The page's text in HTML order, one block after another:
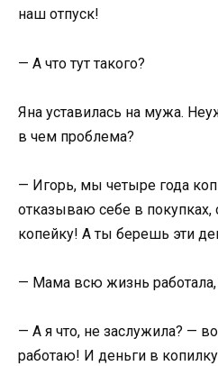
наш отпуск!
— А что тут такого?
Яна уставилась на мужа.
в чем проблема?
— Игорь, мы четыре года
отказываю себе в
копейку! А ты берешь эти
— Мама всю жизнь работала,
— А я что, не заслужила? —
работаю! И деньги в